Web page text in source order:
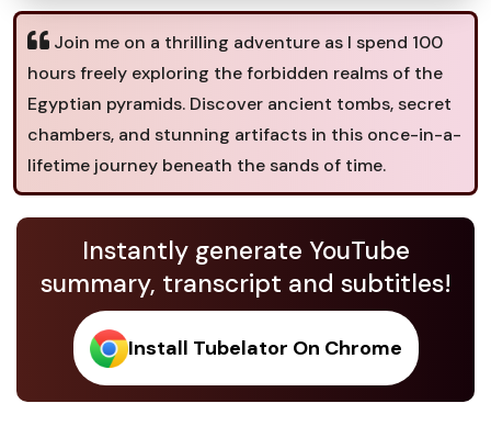
Join me on a thrilling adventure as I spend 100
hours freely exploring the forbidden realms of the
Egyptian pyramids. Discover ancient tombs, secret
chambers, and stunning artifacts in this once-in-a-
lifetime journey beneath the sands of time.
Instantly generate YouTube
summary, transcript and subtitles!
Install Tubelator On Chrome